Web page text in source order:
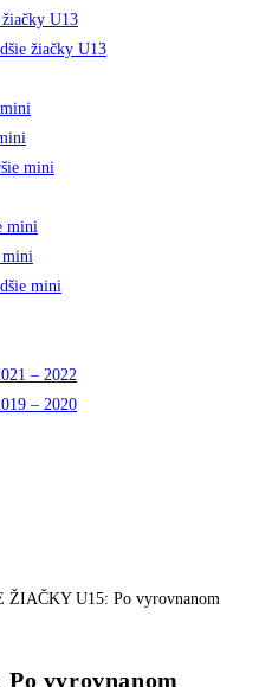
U13
žiačky U13
mini
mini
mini
mini
mini
– 2022
– 2020
vyrovnanom